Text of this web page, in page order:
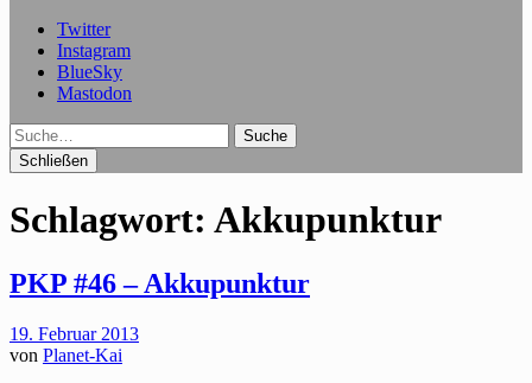
Twitter
Instagram
BlueSky
Mastodon
Suche
Schließen
Schlagwort: Akkupunktur
PKP #46 – Akkupunktur
19. Februar 2013
von Planet-Kai